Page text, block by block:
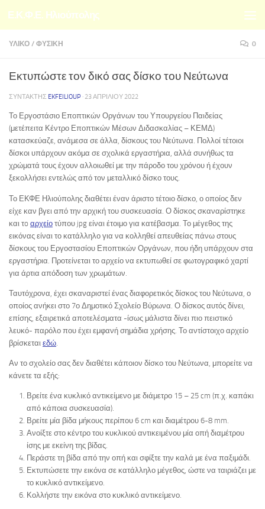
Skip to content
Ε.Κ.Φ.Ε. Ηλιούπολης
ΥΛΙΚΌ / ΦΥΣΙΚΉ 0
Εκτυπώστε τον δικό σας δίσκο του Νεύτωνα
ΣΥΝΤΆΚΤΗΣ EKFEILIOUP · 23 ΑΠΡΙΛΊΟΥ 2022
Το Εργοστάσιο Εποπτικών Οργάνων του Υπουργείου Παιδείας
(μετέπειτα Κέντρο Εποπτικών Μέσων Διδασκαλίας – ΚΕΜΔ)
κατασκεύαζε, ανάμεσα σε άλλα, δίσκους του Νεύτωνα. Πολλοί τέτοιοι
δίσκοι υπάρχουν ακόμα σε σχολικά εργαστήρια, αλλά συνήθως τα
χρώματά τους έχουν αλλοιωθεί με την πάροδο του χρόνου ή έχουν
ξεκολλήσει εντελώς από τον μεταλλικό δίσκο τους.
Το ΕΚΦΕ Ηλιούπολης διαθέτει έναν άριστο τέτοιο δίσκο, ο οποίος δεν
είχε καν βγει από την αρχική του συσκευασία. Ο δίσκος σκαναρίστηκε
και τo αρχείο τύπου jpg είναι έτοιμο για κατέβασμα. Το μέγεθος της
εικόνας είναι το κατάλληλο για να κολληθεί απευθείας πάνω στους
δίσκους του Εργοστασίου Εποπτικών Οργάνων, που ήδη υπάρχουν στα
εργαστήρια. Προτείνεται το αρχείο να εκτυπωθεί σε φωτογραφικό χαρτί
για άρτια απόδοση των χρωμάτων.
Ταυτόχρονα, έχει σκαναριστεί ένας διαφορετικός δίσκος του Νεύτωνα, ο
οποίος ανήκει στο 7ο Δημοτικό Σχολείο Βύρωνα. Ο δίσκος αυτός δίνει,
επίσης, εξαιρετικά αποτελέσματα -ίσως μάλιστα δίνει πιο πειστικό
λευκό- παρόλο που έχει εμφανή σημάδια χρήσης. Το αντίστοιχο αρχείο
βρίσκεται εδώ
Αν το σχολείο σας δεν διαθέτει κάποιον δίσκο του Νεύτωνα, μπορείτε να
κάνετε τα εξής:
Βρείτε ένα κυκλικό αντικείμενο με διάμετρο 15 – 25 cm (π.χ. καπάκι
από κάποια συσκευασία).
Βρείτε μία βίδα μήκους περίπου 6 cm και διαμέτρου 6-8 mm.
Ανοίξτε στο κέντρο του κυκλικού αντικειμένου μία οπή διαμέτρου
ίσης με εκείνη της βίδας.
Περάστε τη βίδα από την οπή και σφίξτε την καλά με ένα παξιμάδι.
Εκτυπώσετε την εικόνα σε κατάλληλο μέγεθος, ώστε να ταιριάζει με
το κυκλικό αντικείμενο.
Κολλήστε την εικόνα στο κυκλικό αντικείμενο.